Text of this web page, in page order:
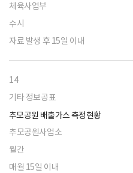
체육사업부
수시
자료 발생 후 15일 이내
14
기타 정보공표
추모공원 배출가스 측정현황
추모공원사업소
월간
매월 15일 이내